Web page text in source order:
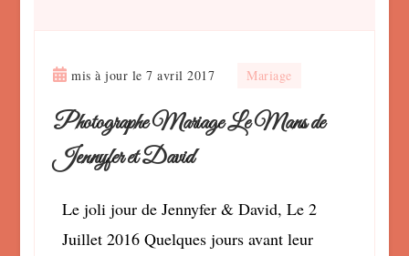
mis à jour le7 avril 2017 Mariage
Photographe Mariage Le Mans de
Jennyfer et David
Le joli jour de Jennyfer & David, Le 2
Juillet 2016 Quelques jours avant leur